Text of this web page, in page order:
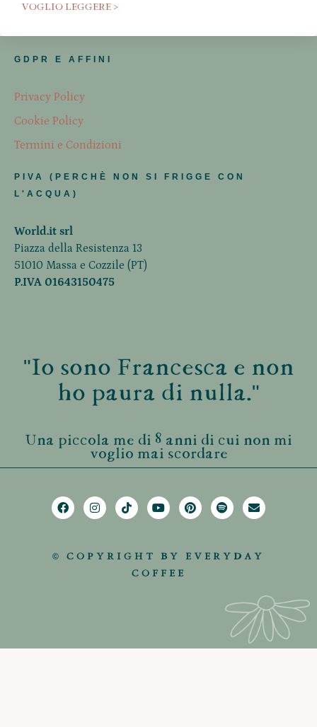
VOGLIO LEGGERE >
GDPR E AFFINI
Privacy Policy
Cookie Policy
Termini e Condizioni
PIVA (PERCHÈ NON SI FRIGGE CON
L'ACQUA)
World.it srl
Piazza della Resistenza 13
51010 Massa e Cozzile (PT)
P.IVA 01643150475
"Io sono Francesca e non
ho paura di nulla."
Una piccola me di 8 anni di cui non mi
voglio mai scordare
© COPYRIGHT BY EVERYDAY
COFFEE